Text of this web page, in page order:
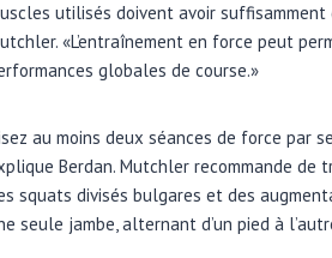
utilisés doivent avoir
«L’entraînement en force peut
globales de course.»
au moins deux séances de force par
Berdan. Mutchler recommande
squats divisés bulgares et des
seule jambe, alternant d’un pied à